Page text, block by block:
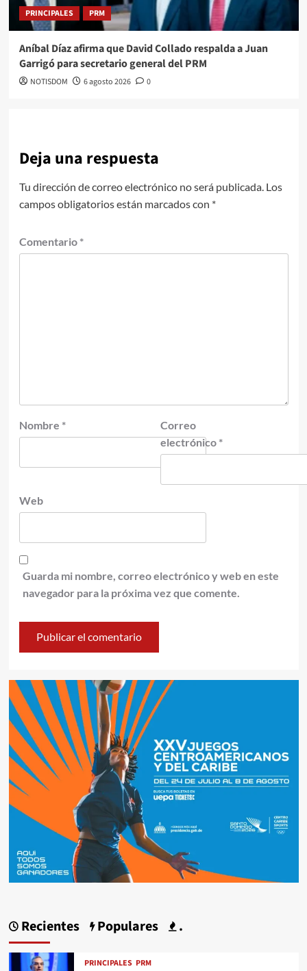
PRINCIPALES PRM
Aníbal Díaz afirma que David Collado respalda a Juan
Garrigó para secretario general del PRM
NOTISDOM 6 agosto 2026 0
Deja una respuesta
Tu dirección de correo electrónico no será publicada. Los
campos obligatorios están marcados con *
Comentario *
Nombre *
Correo
electrónico *
Web
Guarda mi nombre, correo electrónico y web en este
navegador para la próxima vez que comente.
Recientes Populares .
PRINCIPALES PRM